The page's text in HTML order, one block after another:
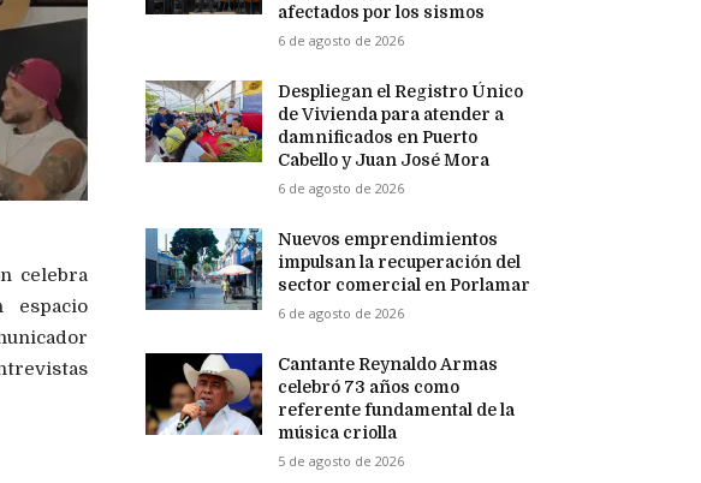
celebra
espacio
afectados por los sismos
6 de agosto de 2026
Despliegan el Registro Único
de Vivienda para atender a
damnificados en Puerto
Cabello y Juan José Mora
6 de agosto de 2026
Nuevos emprendimientos
impulsan la recuperación del
sector comercial en Porlamar
6 de agosto de 2026
Cantante Reynaldo Armas
celebró 73 años como
referente fundamental de la
música criolla
5 de agosto de 2026